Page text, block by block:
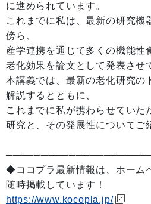
に進められています。
これまでに私は、最新の研究機
傍ら、
産学連携を通じて多くの機能性
老化効果を論文として発表させ
本講義では、最新の老化研究の
解説するとともに、
これまでに私が携わらせていた
研究と、その発展性についてご
◆ココプラ最新情報は、ホーム
随時掲載しています！
https://www.kocopla.jp/